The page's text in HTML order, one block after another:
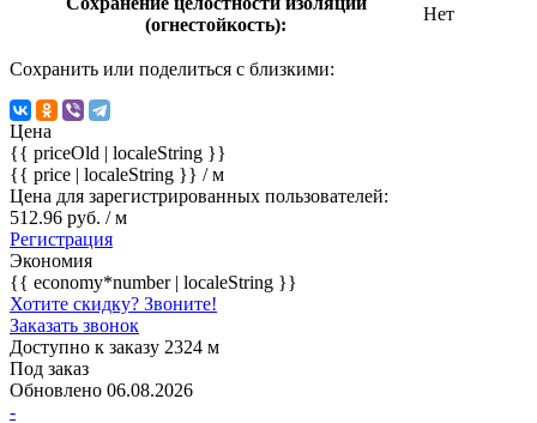
(огнестойкость):
Нет
Сохранить или поделиться с близкими:
Цена
{{ priceOld | localeString }}
{{ price | localeString }} / м
Цена для зарегистрированных пользователей:
512.96 руб. / м
Регистрация
Экономия
{{ economy*number | localeString }}
Хотите скидку? Звоните!
Заказать звонок
Доступно к заказу 2324 м
Под заказ
Обновлено 06.08.2026
-